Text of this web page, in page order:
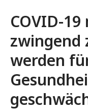
COVID-
zwingend
werden